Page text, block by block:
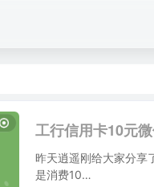
工行信用卡10元
昨天逍遥刚给大家分享
是消费10…